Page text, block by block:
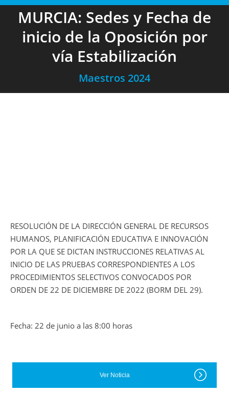
MURCIA: Sedes y Fecha de
inicio de la Oposición por
vía Estabilización
Maestros 2024
RESOLUCIÓN DE LA DIRECCIÓN GENERAL DE RECURSOS
HUMANOS, PLANIFICACIÓN EDUCATIVA E INNOVACIÓN
POR LA QUE SE DICTAN INSTRUCCIONES RELATIVAS AL
INICIO DE LAS PRUEBAS CORRESPONDIENTES A LOS
PROCEDIMIENTOS SELECTIVOS CONVOCADOS POR
ORDEN DE 22 DE DICIEMBRE DE 2022 (BORM DEL 29).
Fecha: 22 de junio a las 8:00 horas
Ver Noticia